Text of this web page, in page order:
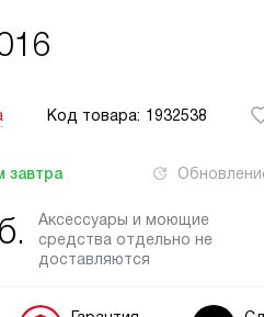
Код товара: 1932538
завтра
Аксессуары и моющие
средства отдельно не
доставляются